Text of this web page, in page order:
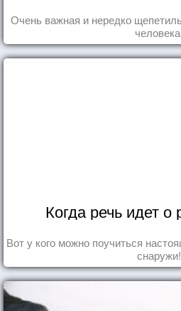
Очень важная и нередко
Когда речь идет о
Вот у кого можно поучиться
снаружи!